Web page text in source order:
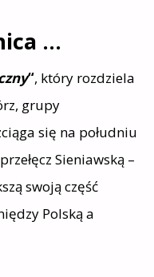
…
“, który rozdziela
grupy
się na południu
Sieniawską –
swoją część
Polską a